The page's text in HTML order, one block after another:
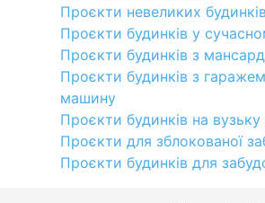
Проєкти невеликих
Проєкти будинків у
Проєкти будинків з
Проєкти будинків з
машину
Проєкти будинків на вузьку
Проєкти для зблокованої
Проєкти будинків для